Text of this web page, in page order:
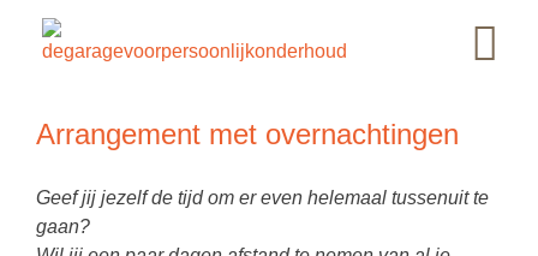
Arrangement met overnachtingen
Geef jij jezelf de tijd om er even helemaal tussenuit te
gaan?